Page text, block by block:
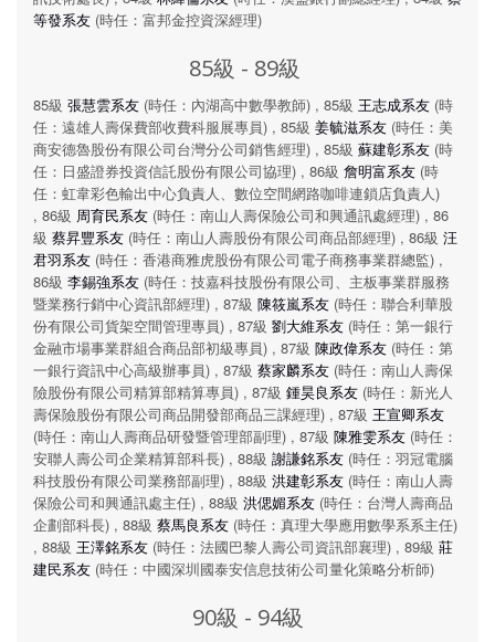
等發系友 (時任：富邦金控資深經理)
85級 - 89級
85級 張慧雲系友 (時任：內湖高中數學教師) , 85級 王志成系友 (時
任：遠雄人壽保費部收費科服展專員) , 85級 姜毓滋系友 (時任：美
商安德魯股份有限公司台灣分公司銷售經理) , 85級 蘇建彰系友 (時
任：日盛證券投資信託股份有限公司協理) , 86級 詹明富系友 (時
任：虹韋彩色輸出中心負責人、數位空間網路咖啡連鎖店負責人)
, 86級 周育民系友 (時任：南山人壽保險公司和興通訊處經理) , 86
級 蔡昇豐系友 (時任：南山人壽股份有限公司商品部經理) , 86級 汪
君羽系友 (時任：香港商雅虎股份有限公司電子商務事業群總監) ,
86級 李錫強系友 (時任：技嘉科技股份有限公司、主板事業群服務
暨業務行銷中心資訊部經理) , 87級 陳筱嵐系友 (時任：聯合利華股
份有限公司貨架空間管理專員) , 87級 劉大維系友 (時任：第一銀行
金融市場事業群組合商品部初級專員) , 87級 陳政偉系友 (時任：第
一銀行資訊中心高級辦事員) , 87級 蔡家麟系友 (時任：南山人壽保
險股份有限公司精算部精算專員) , 87級 鍾昊良系友 (時任：新光人
壽保險股份有限公司商品開發部商品三課經理) , 87級 王宣卿系友
(時任：南山人壽商品研發暨管理部副理) , 87級 陳雅雯系友 (時任：
安聯人壽公司企業精算部科長) , 88級 謝謙銘系友 (時任：羽冠電腦
科技股份有限公司業務部副理) , 88級 洪建彰系友 (時任：南山人壽
保險公司和興通訊處主任) , 88級 洪偲媚系友 (時任：台灣人壽商品
企劃部科長) , 88級 蔡馬良系友 (時任：真理大學應用數學系系主任)
, 88級 王澤銘系友 (時任：法國巴黎人壽公司資訊部襄理) , 89級 莊
建民系友 (時任：中國深圳國泰安信息技術公司量化策略分析師)
90級 - 94級